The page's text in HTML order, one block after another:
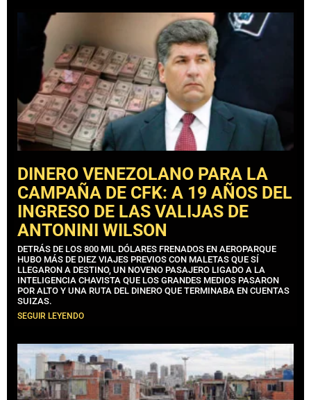
DINERO VENEZOLANO PARA LA
CAMPAÑA DE CFK: A 19 AÑOS DEL
INGRESO DE LAS VALIJAS DE
ANTONINI WILSON
DETRÁS DE LOS 800 MIL DÓLARES FRENADOS EN AEROPARQUE
HUBO MÁS DE DIEZ VIAJES PREVIOS CON MALETAS QUE SÍ
LLEGARON A DESTINO, UN NOVENO PASAJERO LIGADO A LA
INTELIGENCIA CHAVISTA QUE LOS GRANDES MEDIOS PASARON
POR ALTO Y UNA RUTA DEL DINERO QUE TERMINABA EN CUENTAS
SUIZAS.
SEGUIR LEYENDO